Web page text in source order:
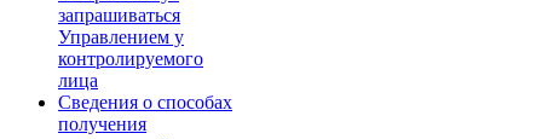
запрашиваться
Управлением у
контролируемого
лица
Сведения о способах
получения